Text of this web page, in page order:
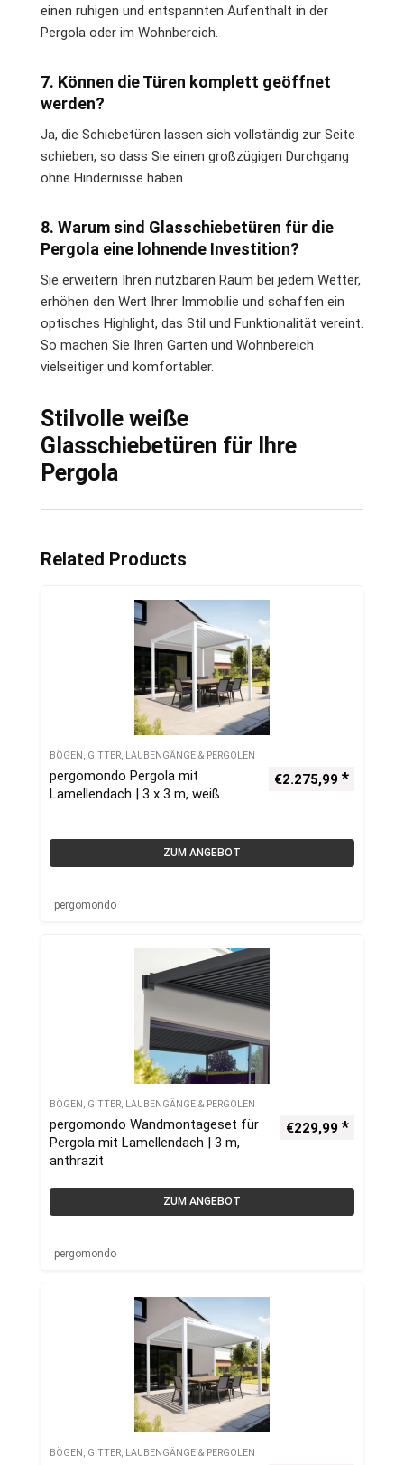
einen ruhigen und entspannten Aufenthalt in der
Pergola oder im Wohnbereich.
7. Können die Türen komplett geöffnet
werden?
Ja, die Schiebetüren lassen sich vollständig zur Seite
schieben, so dass Sie einen großzügigen Durchgang
ohne Hindernisse haben.
8. Warum sind Glasschiebetüren für die
Pergola eine lohnende Investition?
Sie erweitern Ihren nutzbaren Raum bei jedem Wetter,
erhöhen den Wert Ihrer Immobilie und schaffen ein
optisches Highlight, das Stil und Funktionalität vereint.
So machen Sie Ihren Garten und Wohnbereich
vielseitiger und komfortabler.
Stilvolle weiße
Glasschiebetüren für Ihre
Pergola
Related Products
BÖGEN, GITTER, LAUBENGÄNGE & PERGOLEN
pergomondo Pergola mit
Lamellendach | 3 x 3 m, weiß
€2.275,99
ZUM ANGEBOT
pergomondo
BÖGEN, GITTER, LAUBENGÄNGE & PERGOLEN
pergomondo Wandmontageset für
Pergola mit Lamellendach | 3 m,
anthrazit
€229,99
ZUM ANGEBOT
pergomondo
BÖGEN, GITTER, LAUBENGÄNGE & PERGOLEN